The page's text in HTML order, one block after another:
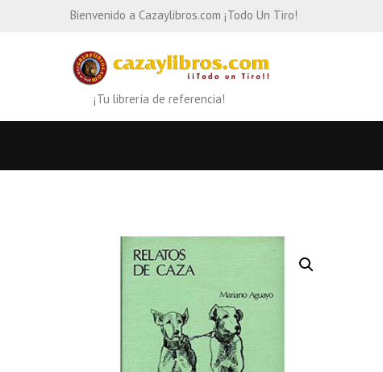
Bienvenido a Cazaylibros.com ¡Todo Un Tiro!
¡Tu librería de referencia!